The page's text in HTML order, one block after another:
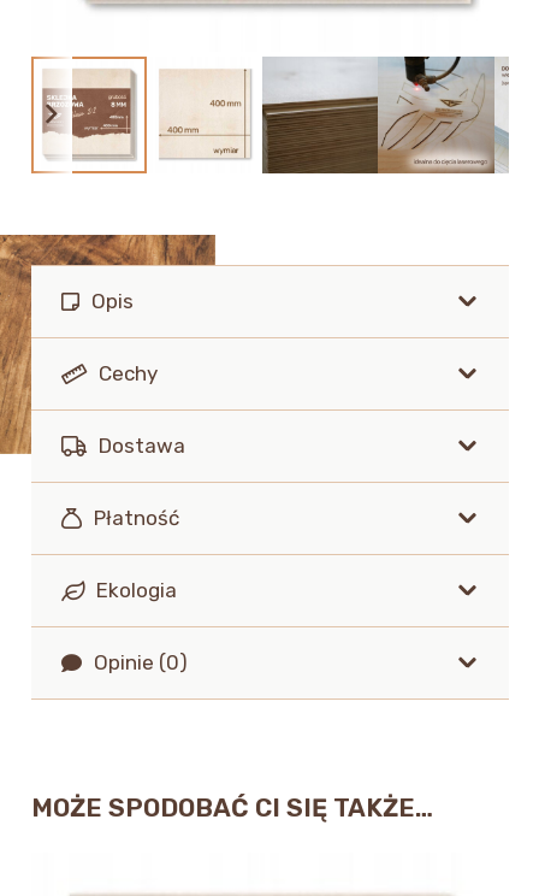
Opis
Cechy
Dostawa
Płatność
Ekologia
Opinie (0)
MOŻE SPODOBAĆ CI SIĘ TAKŻE…